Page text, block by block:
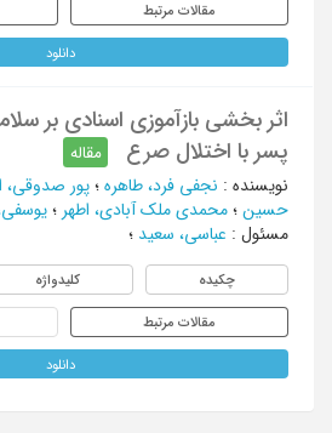
مقالات مرتبط
دانلود
اثر بخشی بازآموزی اسنادی بر
پسر با اختلال صرع
مقاله
نویسنده : نجفی فرد، طاهره ؛ پور صدوقی،
حسین ؛ محمدی ملک آبادی، اطهر ؛
مسئول : عباسی، سعید ؛
چکیده کلیدواژه
مقالات مرتبط
دانلود